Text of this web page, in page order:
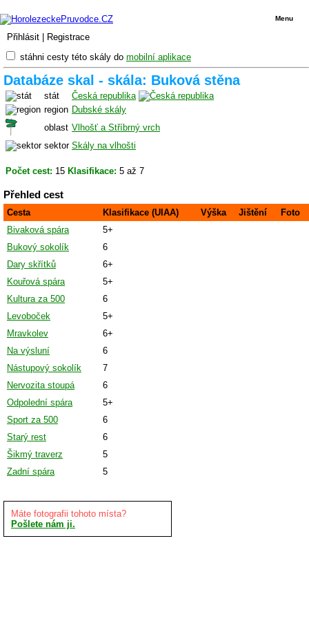
Přihlásit Registrace
Menu
stáhni cesty této skály do mobilní aplikace
Databáze skal - skála: Buková stěna
stát
Česká republika
region Dubské skály
oblast Vlhošť a Stříbrný vrch
sektor Skály na vlhošti
Počet cest: 15 Klasifikace: 5 až 7
Přehled cest
Cesta Klasifikace (UIAA) Výška Jištění
Foto
Bivaková spára
5+
Bukový sokolík
6
Dary skřítků
6+
Kouřová spára
5+
Kultura za 500
6
Levoboček
5+
Mravkolev
6+
Na výsluní
6
Nástupový sokolík
7
Nervozita stoupá
6
Odpolední spára
5+
Sport za 500
6
Starý rest
6
Šikmý traverz
5
Zadní spára
5
Máte fotografii tohoto místa?
Pošlete nám ji.